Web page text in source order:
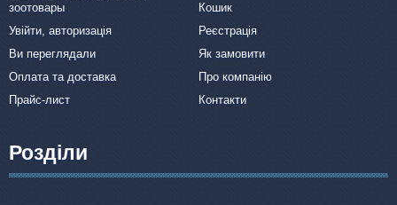
зоотовары
Кошик
Увійти, авторизація
Реєстрація
Ви переглядали
Як замовити
Оплата та доставка
Про компанію
Прайс-лист
Контакти
Розділи